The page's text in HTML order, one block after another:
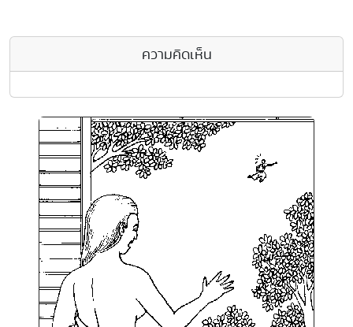
ความคิดเห็น